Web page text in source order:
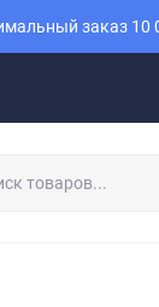
заказ 10